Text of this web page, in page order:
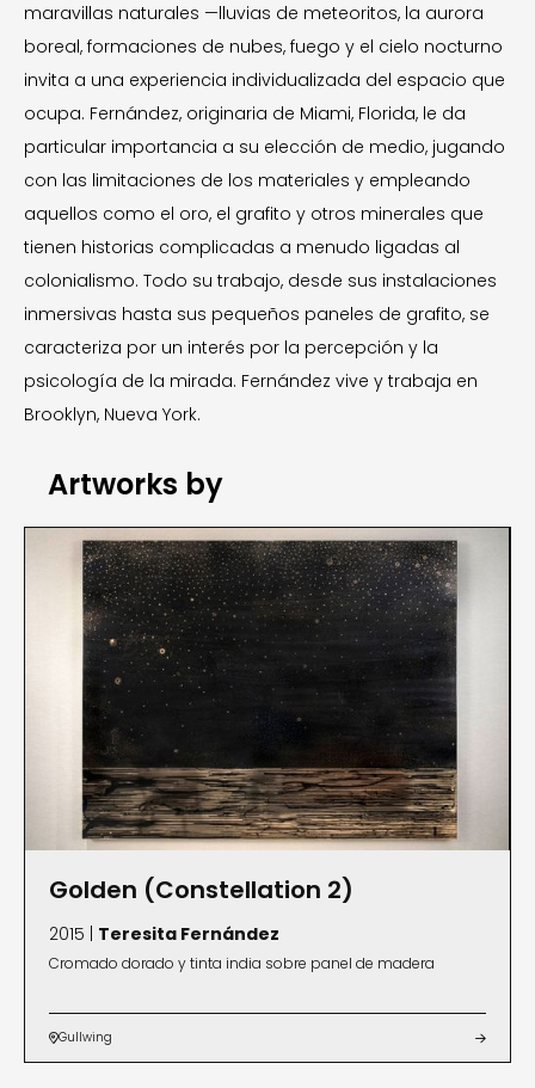
maravillas naturales —lluvias de meteoritos, la aurora
boreal, formaciones de nubes, fuego y el cielo nocturno
invita a una experiencia individualizada del espacio que
ocupa. Fernández, originaria de Miami, Florida, le da
particular importancia a su elección de medio, jugando
con las limitaciones de los materiales y empleando
aquellos como el oro, el grafito y otros minerales que
tienen historias complicadas a menudo ligadas al
colonialismo. Todo su trabajo, desde sus instalaciones
inmersivas hasta sus pequeños paneles de grafito, se
caracteriza por un interés por la percepción y la
psicología de la mirada. Fernández vive y trabaja en
Brooklyn, Nueva York.
Artworks by
Golden (Constellation 2)
2015 | Teresita Fernández
Cromado dorado y tinta india sobre panel de madera
Gullwing 